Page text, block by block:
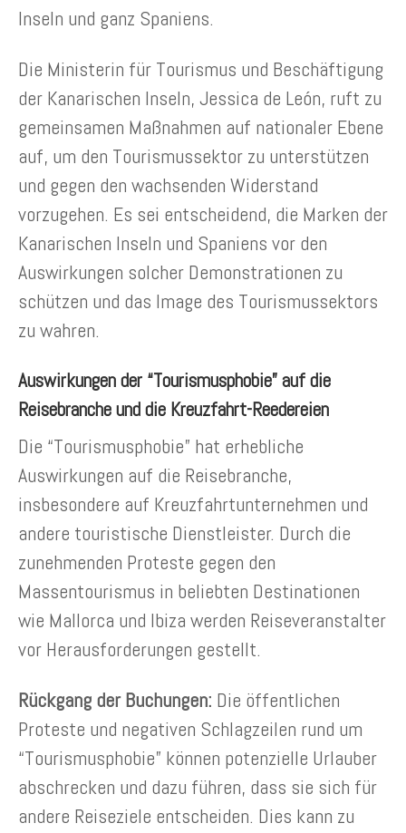
Inseln und ganz Spaniens.
Die Ministerin für Tourismus und Beschäftigung
der Kanarischen Inseln, Jessica de León, ruft zu
gemeinsamen Maßnahmen auf nationaler Ebene
auf, um den Tourismussektor zu unterstützen
und gegen den wachsenden Widerstand
vorzugehen. Es sei entscheidend, die Marken der
Kanarischen Inseln und Spaniens vor den
Auswirkungen solcher Demonstrationen zu
schützen und das Image des Tourismussektors
zu wahren.
Auswirkungen der “Tourismusphobie” auf die
Reisebranche und die Kreuzfahrt-Reedereien
Die “Tourismusphobie” hat erhebliche
Auswirkungen auf die Reisebranche,
insbesondere auf Kreuzfahrtunternehmen und
andere touristische Dienstleister. Durch die
zunehmenden Proteste gegen den
Massentourismus in beliebten Destinationen
wie Mallorca und Ibiza werden Reiseveranstalter
vor Herausforderungen gestellt.
Rückgang der Buchungen: Die öffentlichen
Proteste und negativen Schlagzeilen rund um
“Tourismusphobie” können potenzielle Urlauber
abschrecken und dazu führen, dass sie sich für
andere Reiseziele entscheiden. Dies kann zu